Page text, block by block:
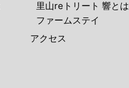
里山reトリート 響とは
ファームステイ
アクセス